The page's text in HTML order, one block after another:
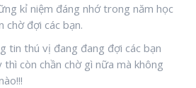
kỉ niệm đáng nhớ trong năm học
chờ đợi các bạn.
tin thú vị đang đang đợi các bạn
còn chần chờ gì nữa mà không